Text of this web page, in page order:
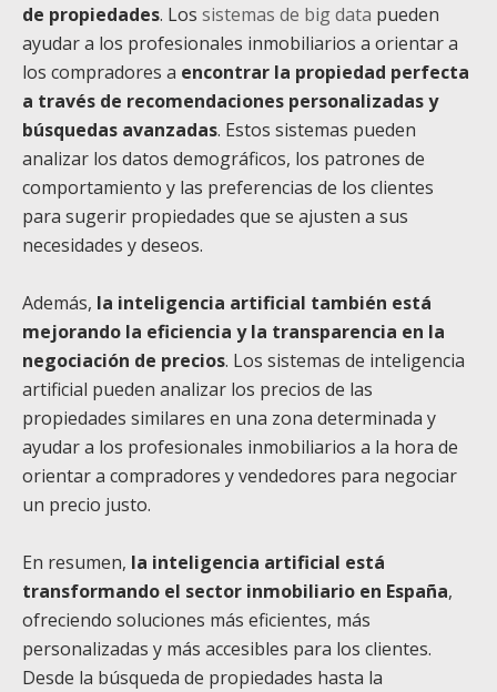
de propiedades. Los sistemas de big data pueden
ayudar a los profesionales inmobiliarios a orientar a
los compradores a encontrar la propiedad perfecta
a través de recomendaciones personalizadas y
búsquedas avanzadas. Estos sistemas pueden
analizar los datos demográficos, los patrones de
comportamiento y las preferencias de los clientes
para sugerir propiedades que se ajusten a sus
necesidades y deseos.
Además, la inteligencia artificial también está
mejorando la eficiencia y la transparencia en la
negociación de precios. Los sistemas de inteligencia
artificial pueden analizar los precios de las
propiedades similares en una zona determinada y
ayudar a los profesionales inmobiliarios a la hora de
orientar a compradores y vendedores para negociar
un precio justo.
En resumen, la inteligencia artificial está
transformando el sector inmobiliario en España,
ofreciendo soluciones más eficientes, más
personalizadas y más accesibles para los clientes.
Desde la búsqueda de propiedades hasta la